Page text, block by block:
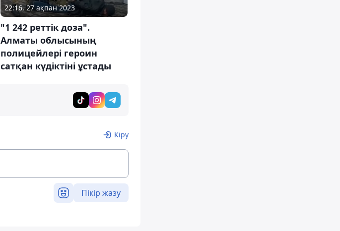
22:16, 27 ақпан 2023
"1 242 реттік доза".
Алматы облысының
полицейлері героин
сатқан күдіктіні ұстады
Кіру
Пікір жазу